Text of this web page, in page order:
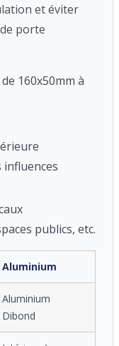
et éviter
porte
160x50mm à
influences
publics, etc.
Aluminium
Aluminium
Dibond